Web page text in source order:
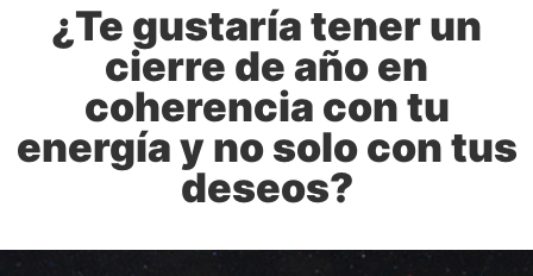
¿Te gustaría tener un
cierre de año en
coherencia con tu
energía y no solo con tus
deseos?